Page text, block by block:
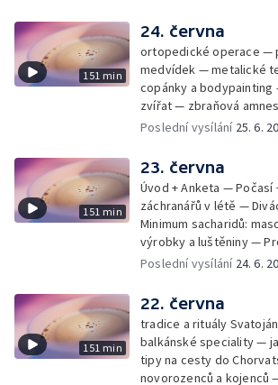
151 min
24. června
ortopedické operace —
medvídek — metalické
copánky a
zvířat — zbraňová
mikrofotografií rostlin —
Poslední vysílání 25. 6.
151 min
23. června
Úvod + Anketa —
záchranářů v létě —
Minimum sacharidů:
výrobky a luštěniny —
vložky do bot pro běžce
záchranářů v létě —
Minimum sacharidů:
výrobky a luštěniny —
kondici v létě bez
chytré vložky do bot
Poslední vysílání 24. 6.
151 min
22. června
tradice a rituály
balkánské speciality —
tipy na cesty do
novorozenců a kojenců